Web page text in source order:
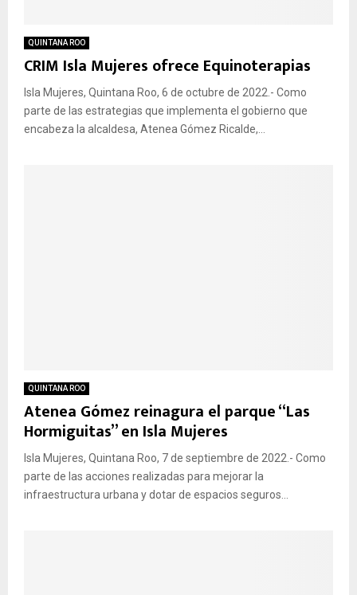
QUINTANA ROO
CRIM Isla Mujeres ofrece Equinoterapias
Isla Mujeres, Quintana Roo, 6 de octubre de 2022.- Como
parte de las estrategias que implementa el gobierno que
encabeza la alcaldesa, Atenea Gómez Ricalde,...
QUINTANA ROO
Atenea Gómez reinagura el parque “Las
Hormiguitas” en Isla Mujeres
Isla Mujeres, Quintana Roo, 7 de septiembre de 2022.- Como
parte de las acciones realizadas para mejorar la
infraestructura urbana y dotar de espacios seguros...